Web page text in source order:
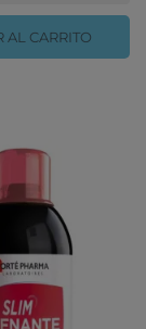
AL CARRITO